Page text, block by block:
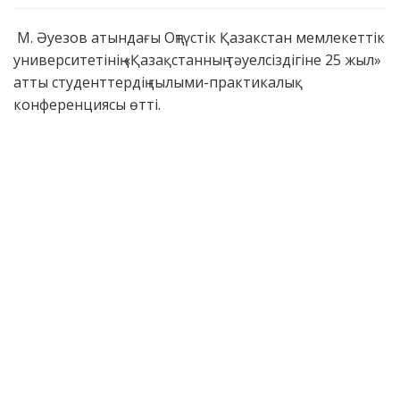
М. Әуезов атындағы Оңтүстік Қазакстан мемлекеттік
университетінің «Қазақстанның тәуелсіздігіне 25 жыл»
атты студенттердің ғылыми-практикалық
конференциясы өтті.